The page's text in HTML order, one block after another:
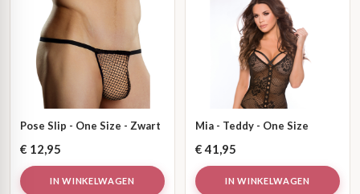
Pose Slip - One Size - Zwart
€ 12,95
IN WINKELWAGEN
Mia - Teddy - One Size
€41,95
IN WINKELWAGEN